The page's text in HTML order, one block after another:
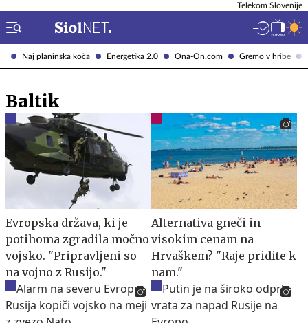
Naj planinska koča Energetika 2.0 Ona-On.com Gremo v hribe
Telekom Slovenije
Baltik
Evropska država, ki je
potihoma zgradila močno
vojsko. "Pripravljeni so
na vojno z Rusijo."
Alternativa gneči in
visokim cenam na
Hrvaškem? "Raje pridite k
nam."